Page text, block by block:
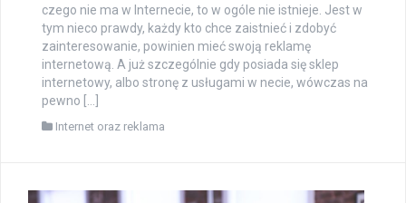
czego nie ma w Internecie, to w ogóle nie istnieje. Jest w
tym nieco prawdy, każdy kto chce zaistnieć i zdobyć
zainteresowanie, powinien mieć swoją reklamę
internetową. A już szczególnie gdy posiada się sklep
internetowy, albo stronę z usługami w necie, wówczas na
pewno […]
Internet oraz reklama